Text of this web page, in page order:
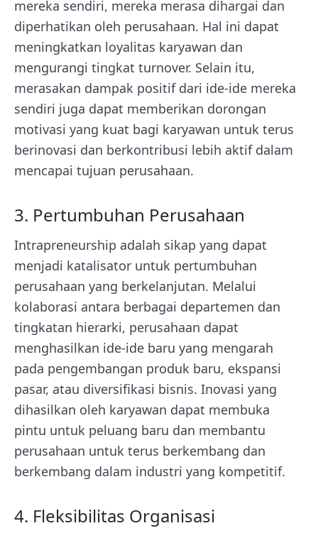
mereka sendiri, mereka merasa dihargai dan
diperhatikan oleh perusahaan. Hal ini dapat
meningkatkan loyalitas karyawan dan
mengurangi tingkat turnover. Selain itu,
merasakan dampak positif dari ide-ide mereka
sendiri juga dapat memberikan dorongan
motivasi yang kuat bagi karyawan untuk terus
berinovasi dan berkontribusi lebih aktif dalam
mencapai tujuan perusahaan.
3. Pertumbuhan Perusahaan
Intrapreneurship adalah sikap yang dapat
menjadi katalisator untuk pertumbuhan
perusahaan yang berkelanjutan. Melalui
kolaborasi antara berbagai departemen dan
tingkatan hierarki, perusahaan dapat
menghasilkan ide-ide baru yang mengarah
pada pengembangan produk baru, ekspansi
pasar, atau diversifikasi bisnis. Inovasi yang
dihasilkan oleh karyawan dapat membuka
pintu untuk peluang baru dan membantu
perusahaan untuk terus berkembang dan
berkembang dalam industri yang kompetitif.
4. Fleksibilitas Organisasi